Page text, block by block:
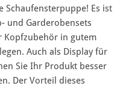
Schaufensterpuppe! Es ist
und Garderobensets
Kopfzubehör in gutem
Auch als Display für
Sie Ihr Produkt besser
Der Vorteil dieses